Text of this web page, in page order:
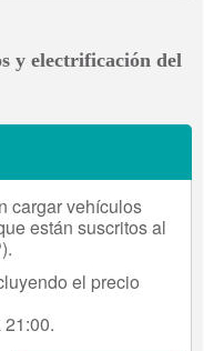
y electrificación del
cargar vehículos
están suscritos al
el precio